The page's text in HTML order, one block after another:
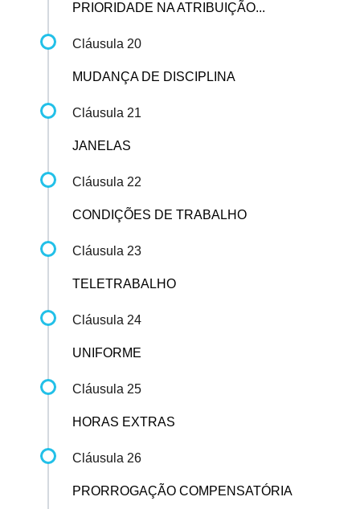
PRIORIDADE NA ATRIBUIÇÃO...
Cláusula 20
MUDANÇA DE DISCIPLINA
Cláusula 21
JANELAS
Cláusula 22
CONDIÇÕES DE TRABALHO
Cláusula 23
TELETRABALHO
Cláusula 24
UNIFORME
Cláusula 25
HORAS EXTRAS
Cláusula 26
PRORROGAÇÃO COMPENSATÓRIA